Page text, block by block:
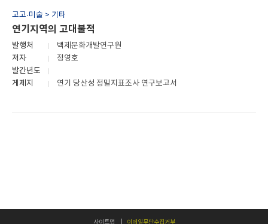
고고·미술 > 기타
연기지역의 고대불적
발행처
백제문화개발연구원
저자
정영호
발간년도
게제지
연기 당산성 정밀지표조사 연구보고서
사이트맵 이메일무단수집거부